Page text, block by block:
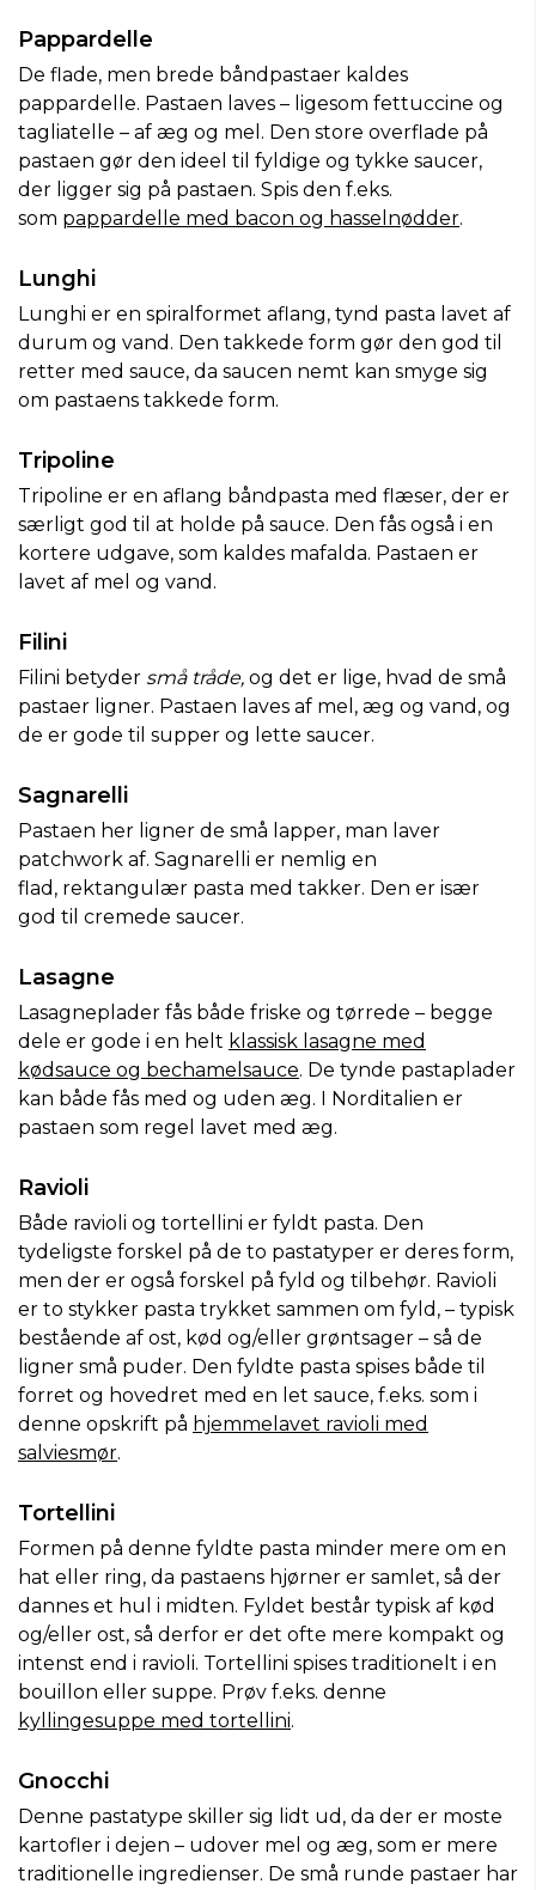
Pappardelle
De flade, men brede båndpastaer kaldes
pappardelle. Pastaen laves – ligesom fettuccine og
tagliatelle – af æg og mel. Den store overflade på
pastaen gør den ideel til fyldige og tykke saucer,
der ligger sig på pastaen. Spis den f.eks.
som pappardelle med bacon og hasselnødder.
Lunghi
Lunghi er en spiralformet aflang, tynd pasta lavet af
durum og vand. Den takkede form gør den god til
retter med sauce, da saucen nemt kan smyge sig
om pastaens takkede form.
Tripoline
Tripoline er en aflang båndpasta med flæser, der er
særligt god til at holde på sauce. Den fås også i en
kortere udgave, som kaldes mafalda. Pastaen er
lavet af mel og vand.
Filini
Filini betyder små tråde, og det er lige, hvad de små
pastaer ligner. Pastaen laves af mel, æg og vand, og
de er gode til supper og lette saucer.
Sagnarelli
Pastaen her ligner de små lapper, man laver
patchwork af. Sagnarelli er nemlig en
flad, rektangulær pasta med takker. Den er især
god til cremede saucer.
Lasagne
Lasagneplader fås både friske og tørrede – begge
dele er gode i en helt klassisk lasagne med
kødsauce og bechamelsauce. De tynde pastaplader
kan både fås med og uden æg. I Norditalien er
pastaen som regel lavet med æg.
Ravioli
Både ravioli og tortellini er fyldt pasta. Den
tydeligste forskel på de to pastatyper er deres form,
men der er også forskel på fyld og tilbehør. Ravioli
er to stykker pasta trykket sammen om fyld, – typisk
bestående af ost, kød og/eller grøntsager – så de
ligner små puder. Den fyldte pasta spises både til
forret og hovedret med en let sauce, f.eks. som i
denne opskrift på hjemmelavet ravioli med
salviesmør.
Tortellini
Formen på denne fyldte pasta minder mere om en
hat eller ring, da pastaens hjørner er samlet, så der
dannes et hul i midten. Fyldet består typisk af kød
og/eller ost, så derfor er det ofte mere kompakt og
intenst end i ravioli. Tortellini spises traditionelt i en
bouillon eller suppe. Prøv f.eks. denne
kyllingesuppe med tortellini.
Gnocchi
Denne pastatype skiller sig lidt ud, da der er moste
kartofler i dejen – udover mel og æg, som er mere
traditionelle ingredienser. De små runde pastaer har